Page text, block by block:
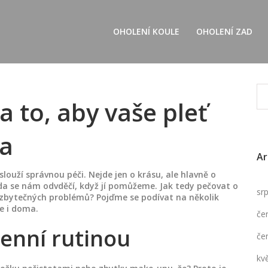
OHOLENÍ KOULE OHOLENÍ ZAD
to, aby vaše pleť
správnou péči. Nejde jen o krásu, ale hlavně o
se nám odvděčí, když jí pomůžeme. Jak tedy pečovat o
problémů? Pojďme se podívat na několik
i doma.
rutinou